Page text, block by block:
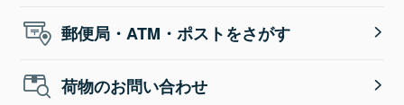
郵便局・ATM・ポストをさがす
荷物のお問い合わせ